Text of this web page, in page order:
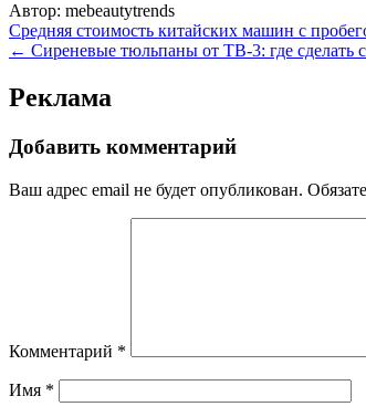
Автор: mebeautytrends
Навигация
по
записям
Средняя стоимость китайских машин с
← Сиреневые тюльпаны от ТВ-3: где сделать
Реклама
Добавить комментарий
Ваш адрес email не будет опубликован.
Комментарий *
Имя *